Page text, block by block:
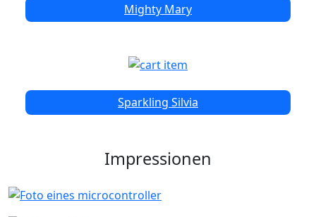
Mighty Mary
Sparkling Silvia
Impressionen